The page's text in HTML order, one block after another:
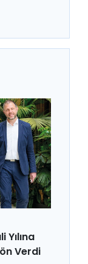
Yılına
Verdi